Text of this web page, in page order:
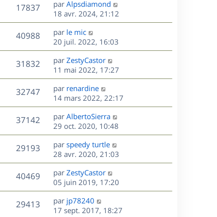
s
n
i
e
r
m
e
s
s
a
g
e
17837V
u
e
s
D
e
r
n
i
e
r
m
e
s
s
a
g
e
par Alpsdiamond
18 avr. 2024, 21:12
40988V
u
e
s
D
e
r
n
i
e
r
m
e
s
s
a
g
e
par le mic
20 juil. 2022, 16:03
31832V
u
s
D
e
r
n
i
e
r
m
e
s
s
a
g
e
par ZestyCastor
11 mai 2022, 17:27
32747V
u
e
s
D
e
r
n
i
e
r
m
e
s
s
a
g
e
par renardine
14 mars 2022, 22:17
37142V
u
e
s
D
e
r
n
i
e
r
m
e
s
s
par AlbertoSierra
29 oct. 2020, 10:48
29193V
u
s
D
e
r
n
i
e
r
m
par speedy turtle
28 avr. 2020, 21:03
40469V
u
e
D
e
r
n
i
par ZestyCastor
05 juin 2019, 17:20
29413V
D
e
par jp78240
17 sept. 2017, 18:27